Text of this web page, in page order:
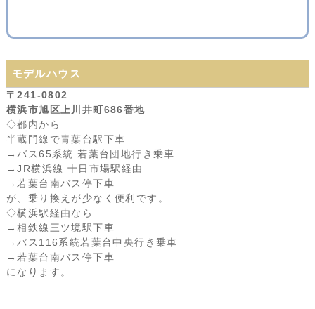
モデルハウス
〒241-0802
横浜市旭区上川井町686番地
◇都内から
半蔵門線で青葉台駅下車
→バス65系統 若葉台団地行き乗車
→JR横浜線 十日市場駅経由
→若葉台南バス停下車
が、乗り換えが少なく便利です。
◇横浜駅経由なら
→相鉄線三ツ境駅下車
→バス116系統若葉台中央行き乗車
→若葉台南バス停下車
になります。